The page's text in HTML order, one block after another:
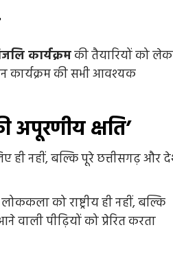
कार्यक्रमकी तैयारियों को
कार्यक्रम की सभी आवश्यक
अपूरणीय क्षति’
ही नहीं, बल्कि पूरे छत्तीसगढ़ और
को राष्ट्रीय ही नहीं, बल्कि
वाली पीढ़ियों को प्रेरित करता
जमुना रानी का निधन, 88 वर्ष की
6000 से अधिक गीतों को दी थी